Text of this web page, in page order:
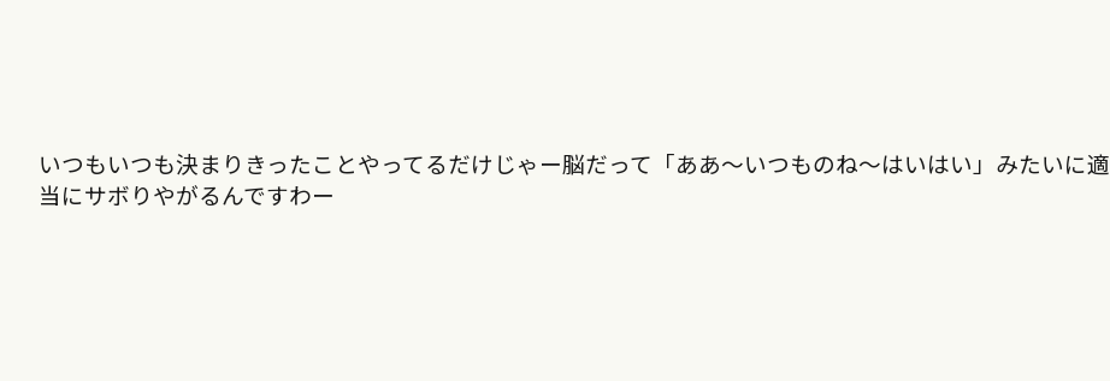
いつもいつも決まりきったことやってるだけじゃー脳だって「ああ〜いつものね〜はいはい」みたいに適
当にサボりやがるんですわー